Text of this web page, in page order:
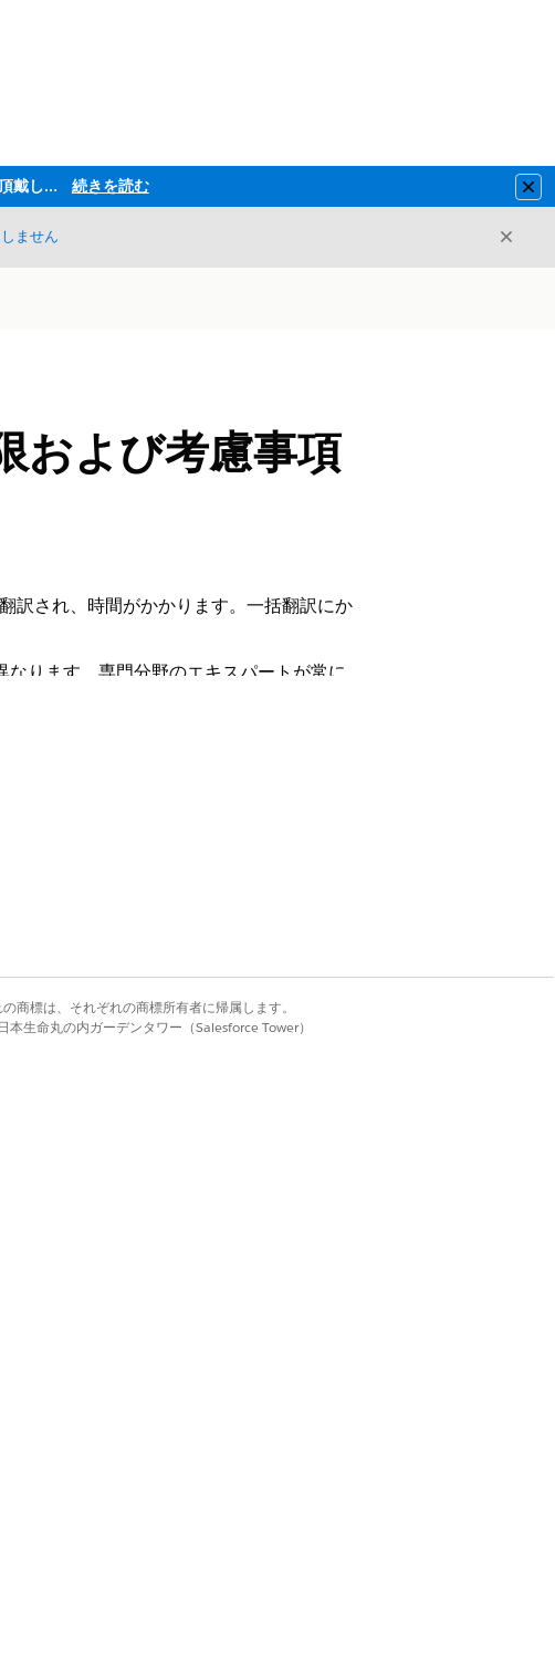
ただいま大変多くのお問い合わせをいただいており、ご連絡までにお時間を頂戴しております 続きを読む
ません 閉じる
および考慮事項
訳され、時間がかかります。一括翻訳にか
ります。専門分野のエキスパートが常に
詳細は、『
標は、それぞれの商標所有者に帰属します。
生命丸の内ガーデンタワー（Salesforce Tower）